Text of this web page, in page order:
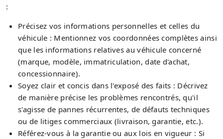
:
Précisez vos informations personnelles et celles du
véhicule : Mentionnez vos coordonnées complètes ainsi
que les informations relatives au véhicule concerné
(marque, modèle, immatriculation, date d'achat,
concessionnaire).
Soyez clair et concis dans l'exposé des faits : Décrivez
de manière précise les problèmes rencontrés, qu'il
s'agisse de pannes récurrentes, de défauts techniques
ou de litiges commerciaux (livraison, garantie, etc.).
Référez-vous à la garantie ou aux lois en vigueur : Si